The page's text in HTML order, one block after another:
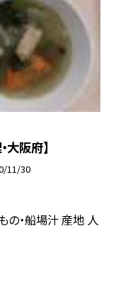
大阪府】
11/30
の・船場汁 産地 人